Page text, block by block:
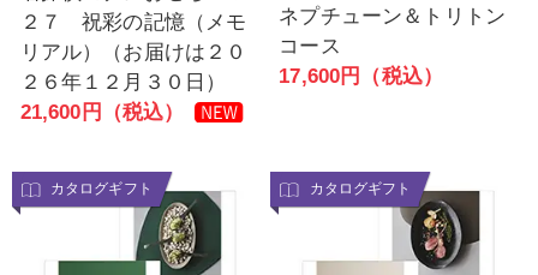
２７ 祝彩の記憶（メモ
リアル）（お届けは２０
２６年１２月３０日）
21,600円（税込）
ネプチューン＆トリトン
コース
17,600円（税込）
カタログギフト カタログギフト